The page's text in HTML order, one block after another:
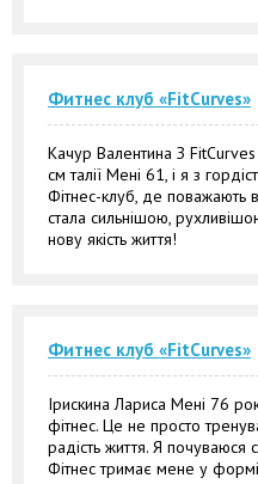
Фитнес клуб «FitCurves»
Качур Валентина З FitCurves
см талії Мені 61, і я з
Фітнес-клуб, де поважають
стала сильнішою,
нову якість життя!
Фитнес клуб «FitCurves»
Ірискина Лариса Мені 76
фітнес. Це не просто
радість життя. Я
Фітнес тримає мене у